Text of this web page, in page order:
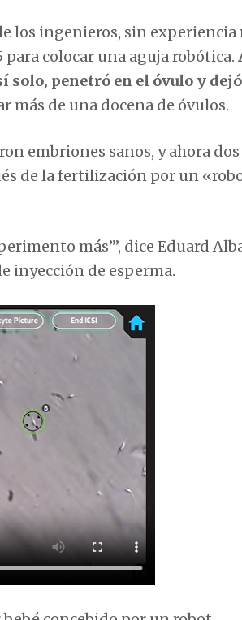
los ingenieros, sin experiencia
colocar una aguja robótica.
solo, penetró en el óvulo y
más de una docena de óvulos.
embriones sanos, y ahora dos
de la fertilización por un
más’”, dice Eduard
inyección de esperma.